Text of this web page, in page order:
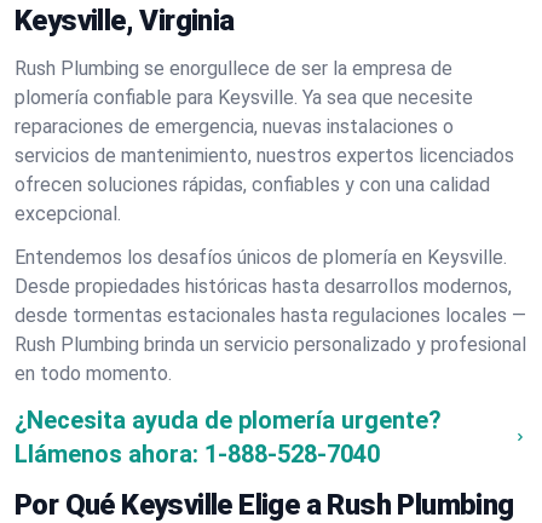
Keysville, Virginia
Rush Plumbing se enorgullece de ser la empresa de
plomería confiable para Keysville. Ya sea que necesite
reparaciones de emergencia, nuevas instalaciones o
servicios de mantenimiento, nuestros expertos licenciados
ofrecen soluciones rápidas, confiables y con una calidad
excepcional.
Entendemos los desafíos únicos de plomería en Keysville.
Desde propiedades históricas hasta desarrollos modernos,
desde tormentas estacionales hasta regulaciones locales —
Rush Plumbing brinda un servicio personalizado y profesional
en todo momento.
¿Necesita ayuda de plomería urgente?
Llámenos ahora: 1-888-528-7040
Por Qué Keysville Elige a Rush Plumbing